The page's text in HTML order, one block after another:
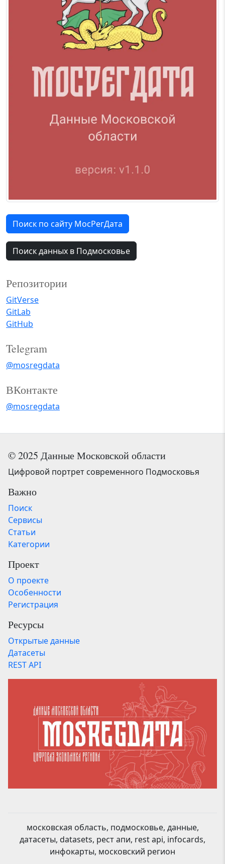
Поиск по сайту МосРегДата
Поиск данных в Подмосковье
Репозитории
GitVerse
GitLab
GitHub
Telegram
@mosregdata
ВКонтакте
@mosregdata
© 2025 Данные Московской области
Цифровой портрет современного Подмосковья
Важно
Поиск
Сервисы
Статьи
Категории
Проект
О проекте
Особенности
Регистрация
Ресурсы
Открытые данные
Датасеты
REST API
московская область, подмосковье, данные,
датасеты, datasets, рест апи, rest api, infocards,
инфокарты, московский регион